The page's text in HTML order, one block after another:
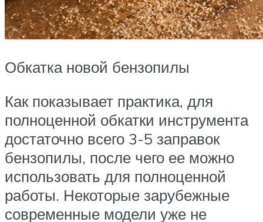
Обкатка новой бензопилы
Как показывает практика, для
полноценной обкатки инструмента
достаточно всего 3-5 заправок
бензопилы, после чего ее можно
использовать для полноценной
работы. Некоторые зарубежные
современные модели уже не